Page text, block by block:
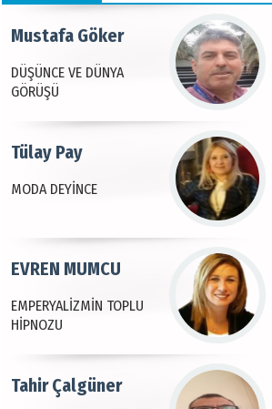
DÜŞÜNCE VE DÜNYA
GÖRÜŞÜ
Mustafa Göker
MODA DEYİNCE
Tülay Pay
EMPERYALİZMİN TOPLU
HİPNOZU
EVREN MUMCU
Tahir Çalgüner